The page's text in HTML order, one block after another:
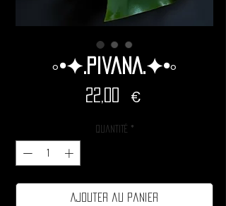
◦•✦.Pivana.✦•◦
22,00 €Prix
Quantité *
Ajouter au panier